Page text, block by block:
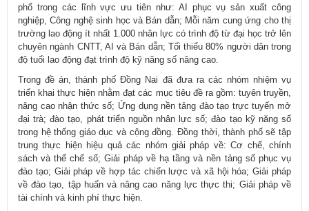
phố trong các lĩnh vực ưu tiên như: AI phục vụ sản xuất công
nghiệp, Công nghệ sinh học và Bán dẫn; Mỗi năm cung ứng cho thị
trường lao động ít nhất 1.000 nhân lực có trình độ từ đại học trở lên
chuyên ngành CNTT, AI và Bán dẫn; Tối thiểu 80% người dân trong
độ tuổi lao động đạt trình độ kỹ năng số nâng cao.
Trong đề án, thành phố Đồng Nai đã đưa ra các nhóm nhiệm vụ
triển khai thực hiện nhằm đạt các mục tiêu đề ra gồm: tuyên truyền,
nâng cao nhận thức số; Ứng dụng nền tảng đào tạo trực tuyến mở
đại trà; đào tạo, phát triển nguồn nhân lực số; đào tạo kỹ năng số
trong hệ thống giáo dục và cộng đồng. Đồng thời, thành phố sẽ tập
trung thực hiện hiệu quả các nhóm giải pháp về: Cơ chế, chính
sách và thể chế số; Giải pháp về hạ tầng và nền tảng số phục vụ
đào tạo; Giải pháp về hợp tác chiến lược và xã hội hóa; Giải pháp
về đào tạo, tập huấn và nâng cao năng lực thực thi; Giải pháp về
tài chính và kinh phí thực hiện.